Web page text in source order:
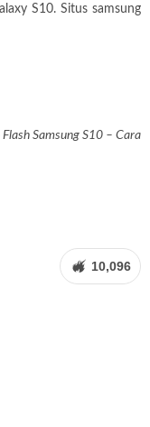
S10. Situs samsung
Samsung S10 – Cara
10,096